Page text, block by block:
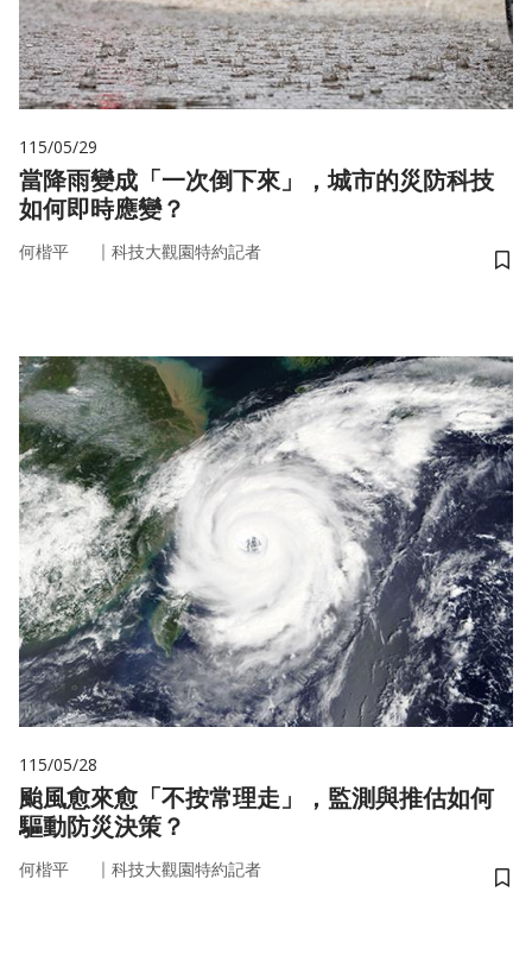
115/05/29
當降雨變成「一次倒下來」，城市的災防科技
如何即時應變？
何楷平 ｜ 科技大觀園特約記者
儲
115/05/28
颱風愈來愈「不按常理走」，監測與推估如何
驅動防災決策？
何楷平 ｜ 科技大觀園特約記者
儲